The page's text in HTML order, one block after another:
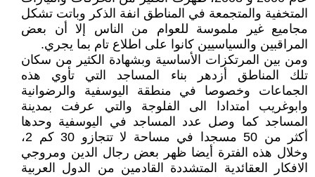
المتخفية والمتجمعة في المناطق انفة الذكر وباتت تشكل
مجاميع غير ملموسة للعوام من الناس إلا أن بعض
المراقبين والسياسيين كانوا على اطلاع تام بما يجري.
ومن بين المرتكزات الأساسية وبشهادة الكثير من سكان
تلك المناطق أزدهر بناء المساجد التي تأوي هذه
الجماعات وخصوصا في منطقة اليوسفية والرضوانية
وابوغريب امتدادا الى الفلوجة والتي عرفت بمدينة
المساجد كما وصل عدد المساجد في اليوسفية وحدها
أكثر من 50 مسجدا في مساحة لا تتجازو 30 كم 2،
وخلال هذه الفترة أيضا ظهر بعض رجال الدين ومروجي
الافكار العقائدية المتشددة القادمين من الدول العربية